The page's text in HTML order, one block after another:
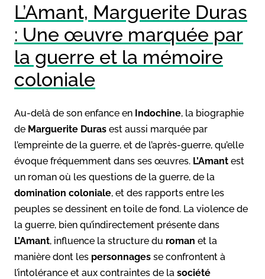
L’Amant, Marguerite Duras
: Une œuvre marquée par
la guerre et la mémoire
coloniale
Au-delà de son enfance en Indochine, la biographie
de Marguerite Duras est aussi marquée par
l’empreinte de la guerre, et de l’après-guerre, qu’elle
évoque fréquemment dans ses œuvres. L’Amant est
un roman où les questions de la guerre, de la
domination coloniale, et des rapports entre les
peuples se dessinent en toile de fond. La violence de
la guerre, bien qu’indirectement présente dans
L’Amant, influence la structure du roman et la
manière dont les personnages se confrontent à
l’intolérance et aux contraintes de la société